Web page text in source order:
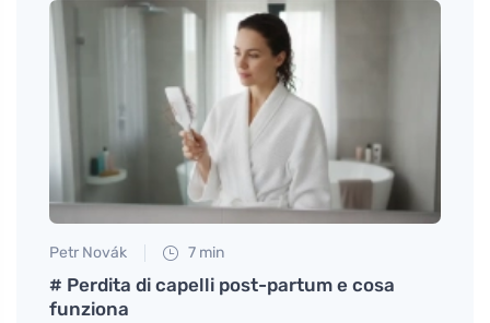
Petr Novák 7 min
# Perdita di capelli post-partum e cosa
funziona